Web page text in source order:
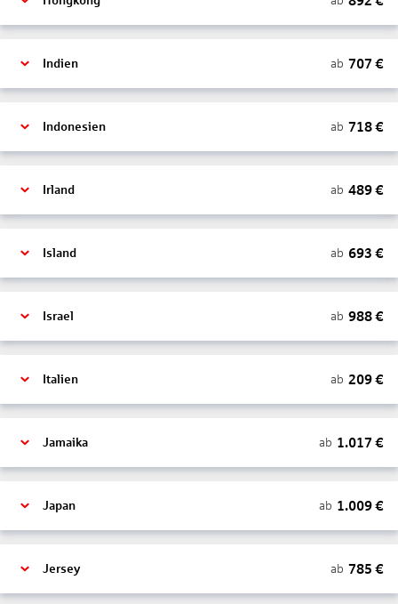
Indien ab 707 €
Indonesien ab 718€
Irland ab 489€
Island ab 693 €
Israel ab 988€
Italien ab 209€
Jamaika ab 1.017 €
Japan ab 1.009€
Jersey ab 785 €